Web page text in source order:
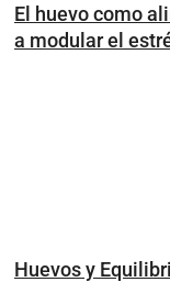
El huevo como
a modular el
Huevos y